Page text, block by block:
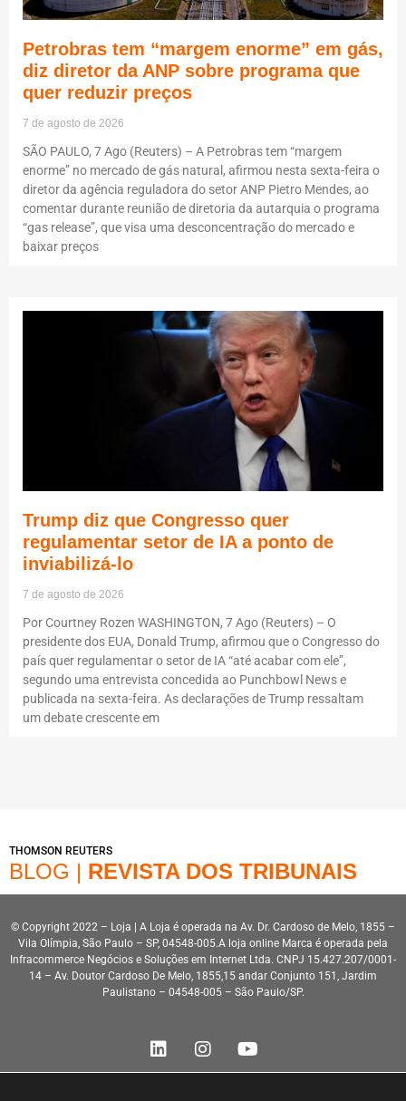
Petrobras tem “margem enorme” em gás,
diz diretor da ANP sobre programa que
quer reduzir preços
7 de agosto de 2026
SÃO PAULO, 7 Ago (Reuters) – A Petrobras tem “margem
enorme” no mercado de gás natural, afirmou nesta sexta-feira o
diretor da agência reguladora do setor ANP Pietro Mendes, ao
comentar durante reunião de diretoria da autarquia o programa
“gas release”, que visa uma desconcentração do mercado e
baixar preços
Trump diz que Congresso quer
regulamentar setor de IA a ponto de
inviabilizá-lo
7 de agosto de 2026
Por Courtney Rozen WASHINGTON, 7 Ago (Reuters) – O
presidente dos EUA, Donald Trump, afirmou que o Congresso do
país quer regulamentar o setor de IA “até acabar com ele”,
segundo uma entrevista concedida ao Punchbowl News e
publicada na sexta-feira. As declarações de Trump ressaltam
um debate crescente em
THOMSON REUTERS
BLOG | REVISTA DOS TRIBUNAIS
© Copyright 2022 – Loja | A Loja é operada na Av. Dr. Cardoso de Melo, 1855 –
Vila Olímpia, São Paulo – SP, 04548-005.A loja online Marca é operada pela
Infracommerce Negócios e Soluções em Internet Ltda. CNPJ 15.427.207/0001-
14 – Av. Doutor Cardoso De Melo, 1855,15 andar Conjunto 151, Jardim
Paulistano – 04548-005 – São Paulo/SP.